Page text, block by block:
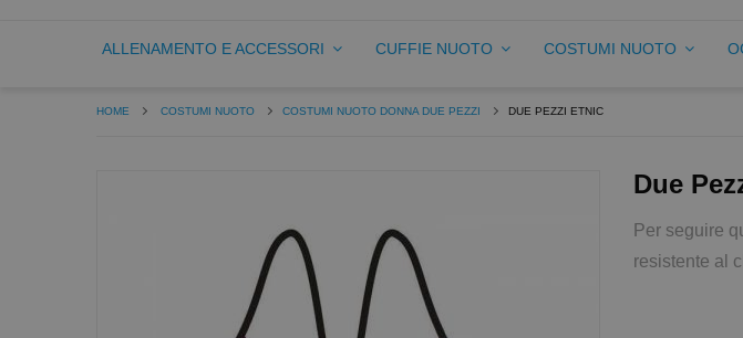
ALLENAMENTO E ACCESSORI CUFFIE NUOTO COSTUMI NUOTO
HOME COSTUMI NUOTO COSTUMI NUOTO DONNA DUE PEZZI DUE PEZZI ETNIC
Due
Per seguire
resistente al